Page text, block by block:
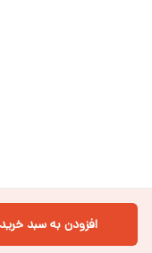
افزودن به سبد خرید